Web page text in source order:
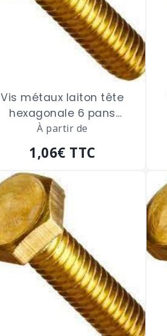
Vis métaux laiton tête
hexagonale 6 pans
filetage total de 5 x 20
m/m
À partir de
1,06€ TTC